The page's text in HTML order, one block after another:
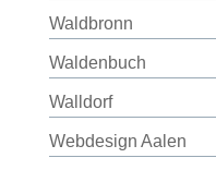
Waldbronn
Waldenbuch
Walldorf
Webdesign Aalen